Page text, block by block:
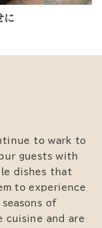
に
to wark to
guests with
dishes that
to experience
of
cuisine and are